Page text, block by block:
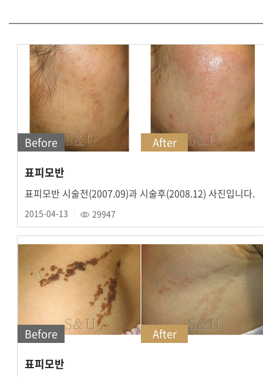
Before
After
표피모반
표피모반 시술전(2007.09)과 시술후(2008.12) 사진입니다.
2015-04-13 29947
Before
After
표피모반